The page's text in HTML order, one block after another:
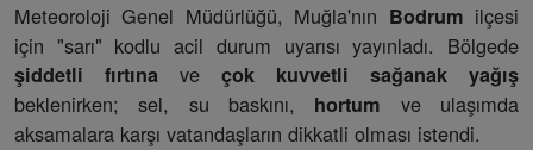
Meteoroloji Genel Müdürlüğü, Muğla'nın Bodrum ilçesi
için "sarı" kodlu acil durum uyarısı yayınladı. Bölgede
şiddetli fırtına ve çok kuvvetli sağanak yağış
beklenirken; sel, su baskını, hortum ve ulaşımda
aksamalara karşı vatandaşların dikkatli olması istendi.